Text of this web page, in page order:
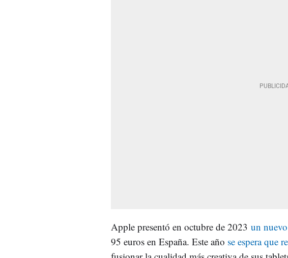
Apple presentó en octubre de 2023 un
95 euros en España. Este año se espera que